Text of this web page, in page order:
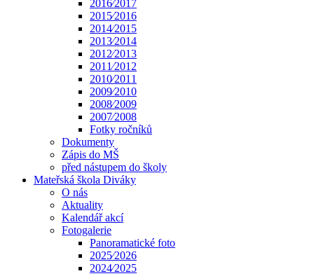
2016⁄2017
2015⁄2016
2014⁄2015
2013⁄2014
2012⁄2013
2011⁄2012
2010⁄2011
2009⁄2010
2008⁄2009
2007⁄2008
Fotky ročníků
Dokumenty
Zápis do MŠ
před nástupem do školy
Mateřská škola Diváky
O nás
Aktuality
Kalendář akcí
Fotogalerie
Panoramatické foto
2025⁄2026
2024⁄2025